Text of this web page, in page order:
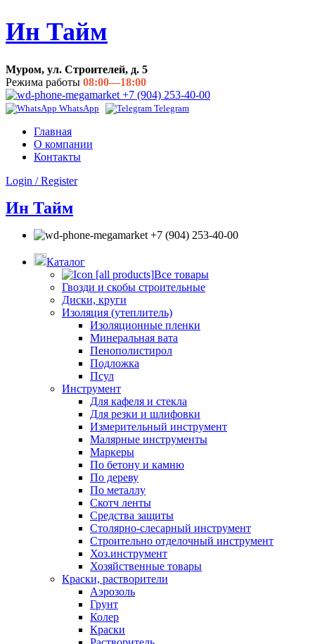
Ин Тайм
Муром, ул. Строителей, д. 5
Режима работы 08:00—18:00
+7 (904) 253-40-00
WhatsApp Telegram
Главная
О компании
Контакты
Login / Register
Ин Тайм
+7 (904) 253-40-00
Каталог
Все товары
Гвозди и скобы строительные
Диски, круги
Изоляция (утеплитель)
Изоляционные пленки
Минеральная вата
Пенополистирол
Подложка
Псул
Инструмент
Для кафеля и стекла
Для резки и шлифовки
Измерительный инструмент
Малярные инструменты
Маркеры
По бетону и камню
По дереву
По металлу
Скотч ленты
Средства защиты
Столярно-слесарный инструмент
Строительно отделочный инструмент
Хоз.инструмент
Хозяйственные товары
Краски, растворители
Аэрозоль
Грунт
Колер
Краски